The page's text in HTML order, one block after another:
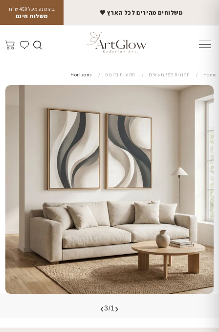
בהזמנה מעל 450 ש״ח
משלוח חינם משלוחים מהירים לכל הארץ 🤎
Home תמונות לפי נושאים תמונות בזוגות Horizons
‹
3/1
›